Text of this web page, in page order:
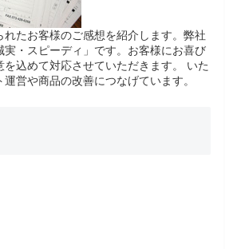
たお客様のご感想を紹介します。弊社
実・スピーディ」です。お客様にお喜び
込めて対応させていただきます。 いた
営や商品の改善につなげています。